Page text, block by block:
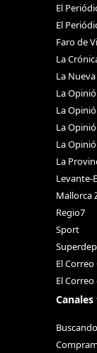
El
El
Faro de
La
La
La
La
La
La
La
Levante-
Mallorca
Regio7
Sport
El
El